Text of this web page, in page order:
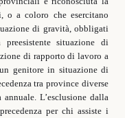
o a coloro che esercitano
di gravità, obbligati
preesistente situazione di
di rapporto di lavoro a
genitore in situazione di
tra province diverse
L’esclusione dalla
per chi assiste i